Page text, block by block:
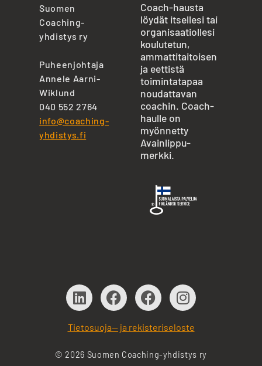
Suomen
Coaching-
yhdistys ry
Puheenjohtaja
Annele Aarni-
Wiklund
040 552 2764
info@coaching-
yhdistys.fi
Coach-hausta
löydät itsellesi tai
organisaatiollesi
koulutetun,
ammattitaitoisen
ja eettistä
toimintatapaa
noudattavan
coachin. Coach-
haulle on
myönnetty
Avainlippu-
merkki.
Tietosuoja— ja rekisteriseloste
© 2026 Suomen Coaching-yhdistys ry